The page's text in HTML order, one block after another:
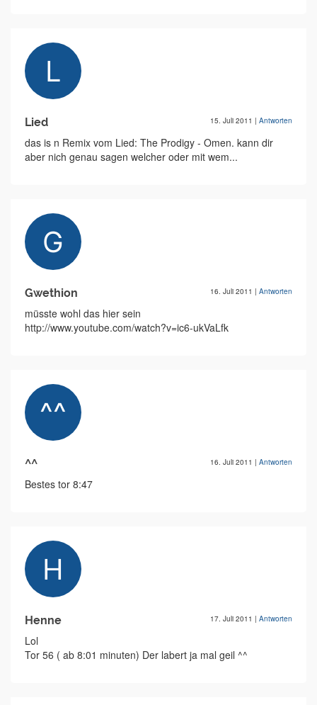
Lied 15. Juli 2011 | Antworten
das is n Remix vom Lied: The Prodigy - Omen. kann dir
aber nich genau sagen welcher oder mit wem...
Gwethion 16. Juli 2011 | Antworten
müsste wohl das hier sein
http://www.youtube.com/watch?v=ic6-ukVaLfk
^^ 16. Juli 2011 | Antworten
Bestes tor 8:47
Henne 17. Juli 2011 | Antworten
Lol
Tor 56 ( ab 8:01 minuten) Der labert ja mal geil ^^